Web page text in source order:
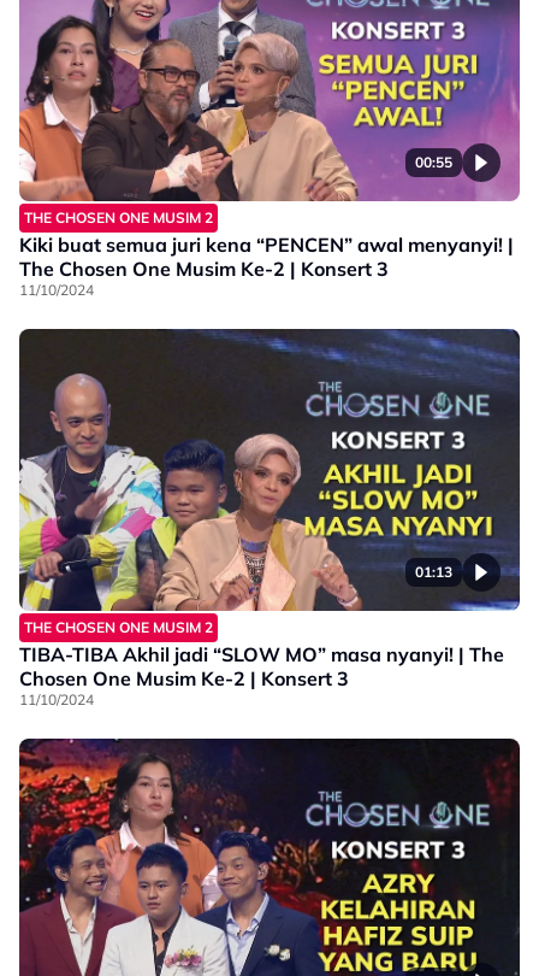
00:55
THE CHOSEN ONE MUSIM 2
Kiki buat semua juri kena “PENCEN” awal menyanyi! |
The Chosen One Musim Ke-2 | Konsert 3
11/10/2024
01:13
THE CHOSEN ONE MUSIM 2
TIBA-TIBA Akhil jadi “SLOW MO” masa nyanyi! | The
Chosen One Musim Ke-2 | Konsert 3
11/10/2024